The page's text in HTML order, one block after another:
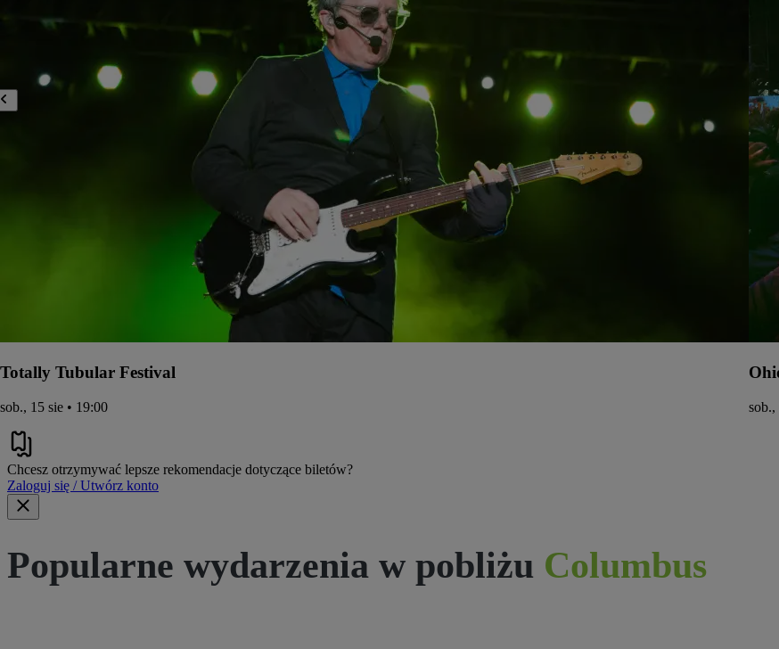
Totally Tubular Festival
sob., 15 sie • 19:00 sob.,
Chcesz otrzymywać lepsze rekomendacje dotyczące biletów?
Zaloguj się / Utwórz konto
Popularne wydarzenia w pobliżu Columbus